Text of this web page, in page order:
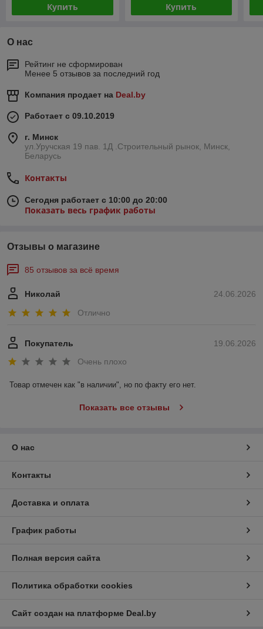
Купить Купить
О нас
Рейтинг не сформирован
Менее 5 отзывов за последний год
Компания продает на Deal.by
Работает с 09.10.2019
г. Минск
ул.Уручская 19 пав. 1Д .Строительный рынок, Минск,
Беларусь
Контакты
Сегодня работает с 10:00 до 20:00
Показать весь график работы
Отзывы о магазине
85 отзывов за всё время
24.06.2026
Николай
Отлично
19.06.2026
Покупатель
Очень плохо
Товар отмечен как "в наличии", но по факту его нет.
Показать все отзывы
О нас
Контакты
Доставка и оплата
График работы
Полная версия сайта
Политика обработки cookies
Сайт создан на платформе Deal.by